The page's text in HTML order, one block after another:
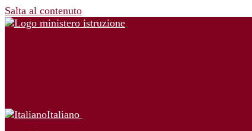
Salta al contenuto
Italiano